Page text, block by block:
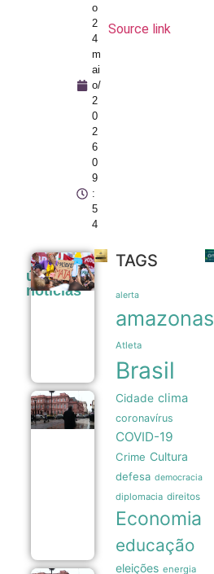
o
2
4
m
ai
o/
2
0
2
6
0
9
:
5
4
Source link
últimas
noticias
Sobrecarga
dependência
mulheres em
violência
Pressão
popular e
memória
nacional
forçam
recuo de
Milei sobre
venda de
terras a
estrangeiros
TAGS
alerta
amazonas
Atleta
Brasil
Cidade clima
coronavírus
COVID-19
Crime Cultura
defesa democracia
diplomacia direitos
Economia
educação
eleições energia